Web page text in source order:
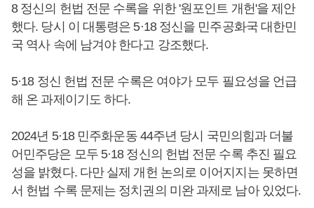
8 정신의 헌법 전문 수록을 위한 '원포인트 개헌'을 제안
했다. 당시 이 대통령은 5·18 정신을 민주공화국 대한민
국 역사 속에 남겨야 한다고 강조했다.
5·18 정신 헌법 전문 수록은 여야가 모두 필요성을 언급
해 온 과제이기도 하다.
2024년 5·18 민주화운동 44주년 당시 국민의힘과 더불
어민주당은 모두 5·18 정신의 헌법 전문 수록 추진 필요
성을 밝혔다. 다만 실제 개헌 논의로 이어지지는 못하면
서 헌법 수록 문제는 정치권의 미완 과제로 남아 있었다.